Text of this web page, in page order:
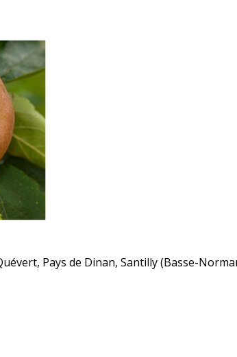
Pays de Dinan, Santilly (Basse-